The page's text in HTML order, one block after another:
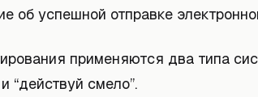
об успешной отправке
применяются два типа
“действуй смело”.